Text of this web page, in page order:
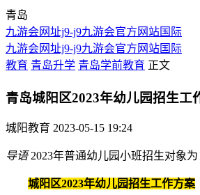
青岛
九游会网址j9-j9九游会官方网站国际
九游会网址j9-j9九游会官方网站国际
教育 青岛升学 青岛学前教育 正文
青岛城阳区2023年幼儿园招生工
城阳教育 2023-05-15 19:24
导语2023年普通幼儿园小班招生对象为
城阳区2023年幼儿园招生工作方案